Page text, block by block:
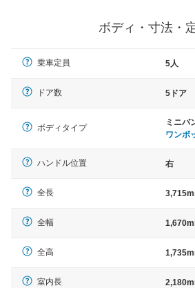
ボディ・寸法・
乗車定員 5人
ドア数 5ドア
ボディタイプ
ミニバ
ワンボ
ハンドル位置 右
全長
全幅
全高
室内長